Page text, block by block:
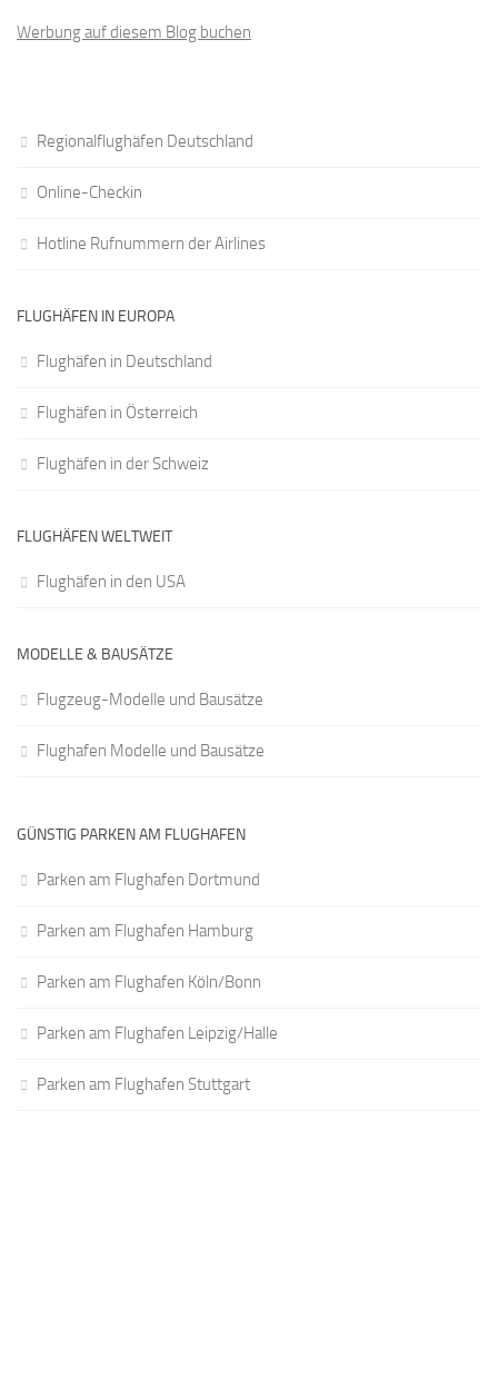
Werbung auf diesem Blog buchen
Regionalflughäfen Deutschland
Online-Checkin
Hotline Rufnummern der Airlines
FLUGHÄFEN IN EUROPA
Flughäfen in Deutschland
Flughäfen in Österreich
Flughäfen in der Schweiz
FLUGHÄFEN WELTWEIT
Flughäfen in den USA
MODELLE & BAUSÄTZE
Flugzeug-Modelle und Bausätze
Flughafen Modelle und Bausätze
GÜNSTIG PARKEN AM FLUGHAFEN
Parken am Flughafen Dortmund
Parken am Flughafen Hamburg
Parken am Flughafen Köln/Bonn
Parken am Flughafen Leipzig/Halle
Parken am Flughafen Stuttgart